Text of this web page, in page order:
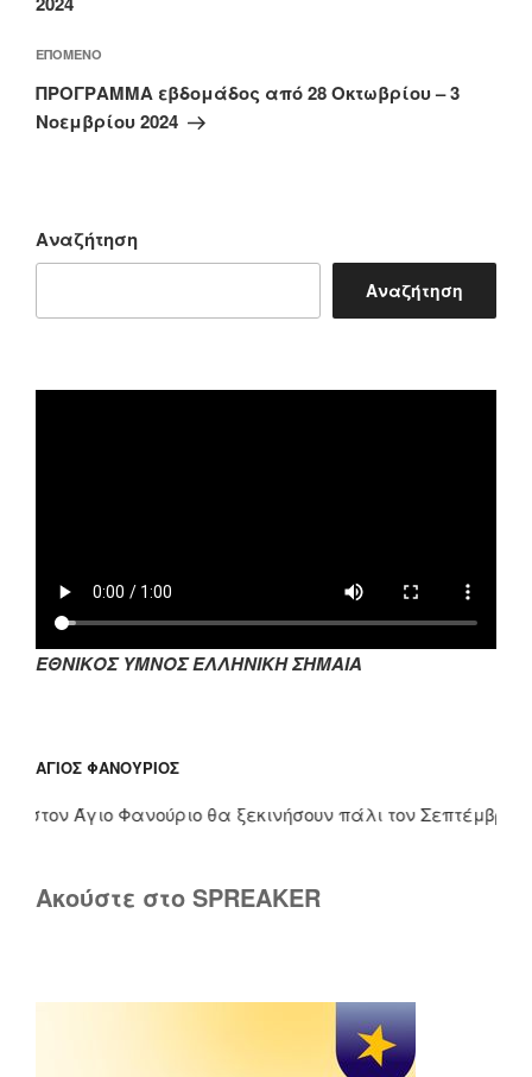
Επόμενο
άρθρο
ΕΠΌΜΕΝΟ
ΠΡΟΓΡΑΜΜΑ εβδομάδος από 28 Οκτωβρίου – 3
Νοεμβρίου 2024
Αναζήτηση
Αναζήτηση
ΕΘΝΙΚΟΣ ΥΜΝΟΣ ΕΛΛΗΝΙΚΗ ΣΗΜΑΙΑ
ΆΓΙΟΣ ΦΑΝΟΎΡΙΟΣ
Άγιο Φανούριο θα ξεκινήσουν πάλι τον Σεπτέμβριο.
Ακούστε στο SPREAKER